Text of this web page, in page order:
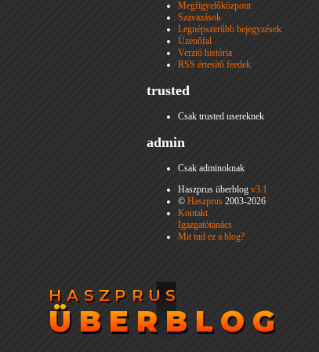
Megfigyelőközpont
Szavazások
Legnépszerűbb bejegyzések
Üzenőfal
Verzió história
RSS értesítő feedek
trusted
Csak trusted usereknek
admin
Csak adminoknak
Haszprus überblog v3.1
© Haszprus 2003-2026
Kontakt
Igazgatótanács
Mit tud ez a blog?
HASZPRUS
ÜBERBLOG
HASZPRUS
ÜBERBLOG